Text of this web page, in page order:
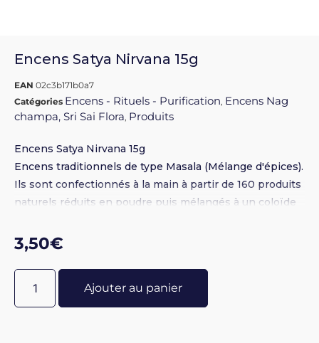
Encens Satya Nirvana 15g
EAN 02c3b171b0a7
Catégories Encens - Rituels - Purification, Encens Nag
champa, Sri Sai Flora, Produits
Encens Satya Nirvana 15g
Encens traditionnels de type Masala (Mélange d'épices).
Ils sont confectionnés à la main à partir de 160 produits
naturels réduits en poudre puis mélangés à un coloïde
sur un bâton de bambou. Vendu à l'unité par boite de
15gr +- 14-16 bâtons. Attention sur la photo vous voyez
la boite de 15gr comme vous la recevrez et la grande
boite de 12 paquet.
3,50€
Ajouter au panier